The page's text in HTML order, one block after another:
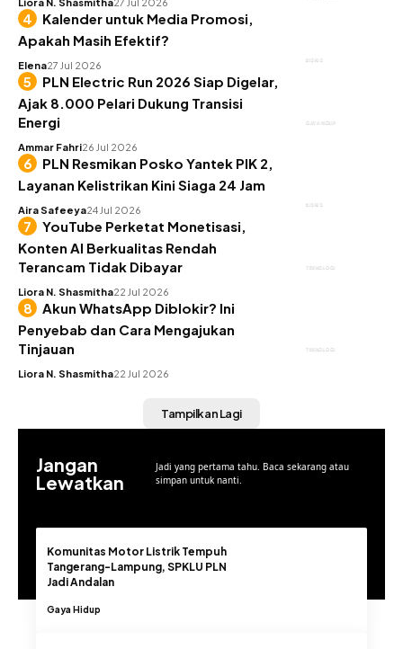
BISNIS
Kalender untuk Media Promosi,
Apakah Masih Efektif?
Elena27 Jul 2026
GAYA HIDUP
PLN Electric Run 2026 Siap Digelar,
Ajak 8.000 Pelari Dukung Transisi
Energi
Ammar Fahri26 Jul 2026
BISNIS
PLN Resmikan Posko Yantek PIK 2,
Layanan Kelistrikan Kini Siaga 24 Jam
Aira Safeeya24 Jul 2026
TEKNOLOGI
YouTube Perketat Monetisasi,
Konten AI Berkualitas Rendah
Terancam Tidak Dibayar
Liora N. Shasmitha22 Jul 2026
TEKNOLOGI
Akun WhatsApp Diblokir? Ini
Penyebab dan Cara Mengajukan
Tinjauan
Liora N. Shasmitha22 Jul 2026
Tampilkan Lagi
Jangan
Lewatkan
Jadi yang pertama tahu. Baca sekarang atau
simpan untuk nanti.
Komunitas Motor Listrik Tempuh
Tangerang-Lampung, SPKLU PLN
Jadi Andalan
Gaya Hidup